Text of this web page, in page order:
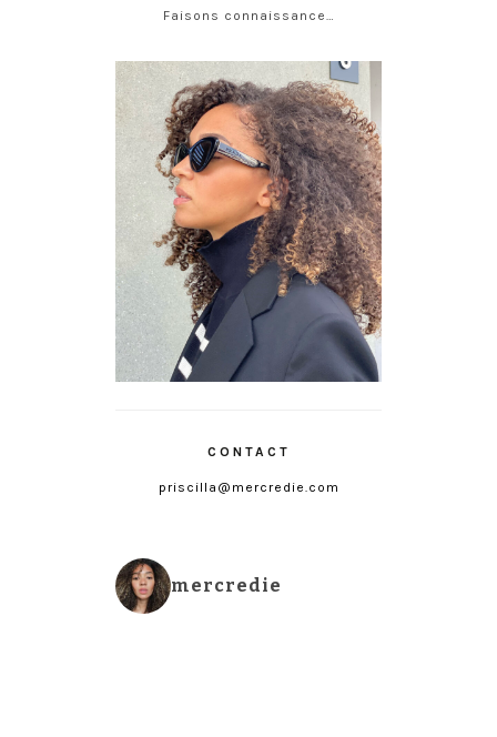
Faisons connaissance…
CONTACT
priscilla@mercredie.com
mercredie